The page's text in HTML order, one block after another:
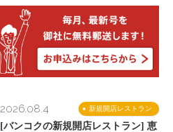
新規開店レストラン
2026.08.4
[バンコクの新規開店レストラン] 恵